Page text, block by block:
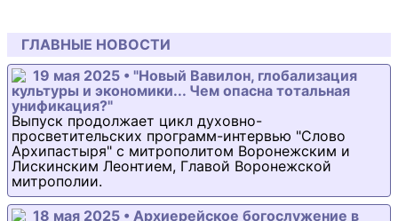
ГЛАВНЫЕ НОВОСТИ
19 мая 2025 • "Новый Вавилон, глобализация
культуры и экономики... Чем опасна тотальная
унификация?"
Выпуск продолжает цикл духовно-
просветительских программ-интервью "Слово
Архипастыря" с митрополитом Воронежским и
Лискинским Леонтием, Главой Воронежской
митрополии.
18 мая 2025 • Архиерейское богослужение в